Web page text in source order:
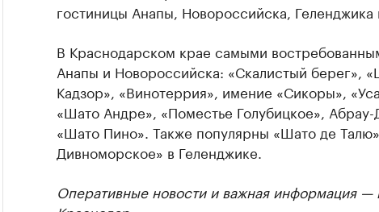
гостиницы Анапы, Новороссийска, Геленджика
В Краснодарском крае самыми
Анапы и Новороссийска: «Скалистый берег»,
Кадзор», «Винотеррия», имение «Сикоры»,
«Шато Андре», «Поместье Голубицкое»,
«Шато Пино». Также популярны «Шато де
Дивноморское» в Геленджике.
Оперативные новости и важная информация —